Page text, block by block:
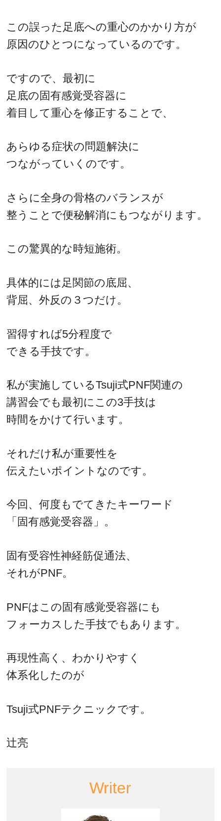
この誤った足底への重心のかかり方が
原因のひとつになっているのです。
ですので、最初に
足底の固有感覚受容器に
着目して重心を修正することで、
あらゆる症状の問題解決に
つながっていくのです。
さらに全身の骨格のバランスが
整うことで便秘解消にもつながります。
この驚異的な時短施術。
具体的には足関節の底屈、
背屈、外反の３つだけ。
習得すれば5分程度で
できる手技です。
私が実施しているTsuji式PNF関連の
講習会でも最初にこの3手技は
時間をかけて行います。
それだけ私が重要性を
伝えたいポイントなのです。
今回、何度もでてきたキーワード
「固有感覚受容器」。
固有受容性神経筋促通法、
それがPNF。
PNFはこの固有感覚受容器にも
フォーカスした手技でもあります。
再現性高く、わかりやすく
体系化したのが
Tsuji式PNFテクニックです。
辻亮
Writer